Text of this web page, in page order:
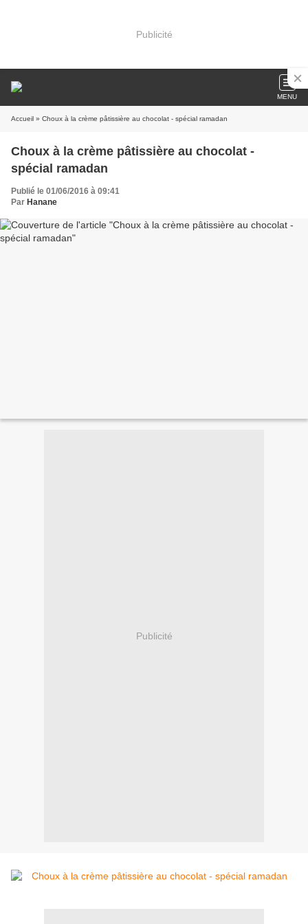
Publicité
MENU
Accueil » Choux à la crème pâtissière au chocolat - spécial ramadan
Choux à la crème pâtissière au chocolat -
spécial ramadan
Publié le 01/06/2016 à 09:41
Par Hanane
Publicité